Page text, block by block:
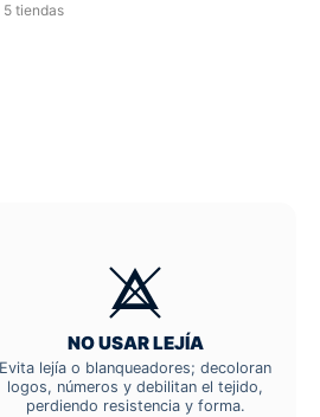
5 tiendas
NO USAR LEJÍA
Evita lejía o blanqueadores; decoloran
logos, números y debilitan el tejido,
perdiendo resistencia y forma.